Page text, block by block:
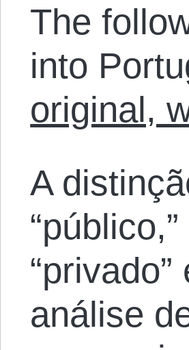
The
into
original,
A
análise